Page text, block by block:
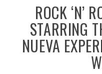
ROCK ‘N’
STARRING
NUEVA